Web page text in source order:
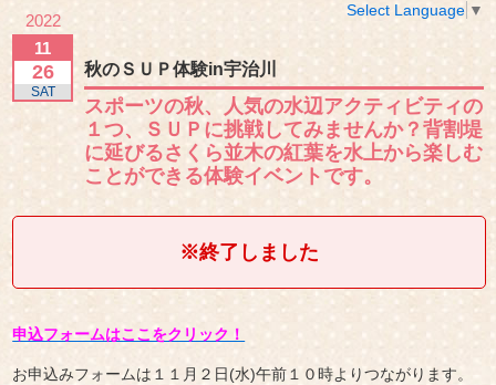
Select Language ▼
2022
11
26
SAT
秋のＳＵＰ体験in宇治川
スポーツの秋、人気の水辺アクティビティの
１つ、ＳＵＰに挑戦してみませんか？背割堤
に延びるさくら並木の紅葉を水上から楽しむ
ことができる体験イベントです。
※終了しました
申込フォームはここをクリック！
お申込みフォームは１１月２日(水)午前１０時よりつながります。